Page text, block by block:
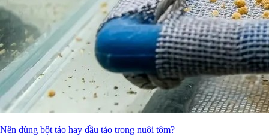
Nên dùng bột tảo hay dầu tảo trong nuôi tôm?